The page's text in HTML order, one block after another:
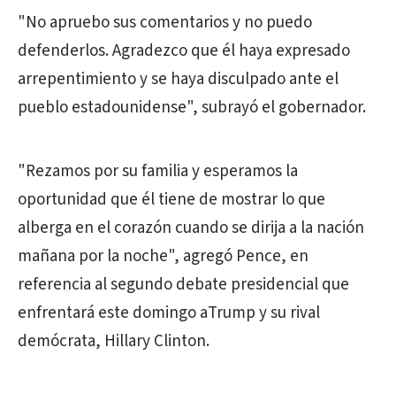
"No apruebo sus comentarios y no puedo
defenderlos. Agradezco que él haya expresado
arrepentimiento y se haya disculpado ante el
pueblo estadounidense", subrayó el gobernador.
"Rezamos por su familia y esperamos la
oportunidad que él tiene de mostrar lo que
alberga en el corazón cuando se dirija a la nación
mañana por la noche", agregó Pence, en
referencia al segundo debate presidencial que
enfrentará este domingo aTrumpy su rival
demócrata, Hillary Clinton.